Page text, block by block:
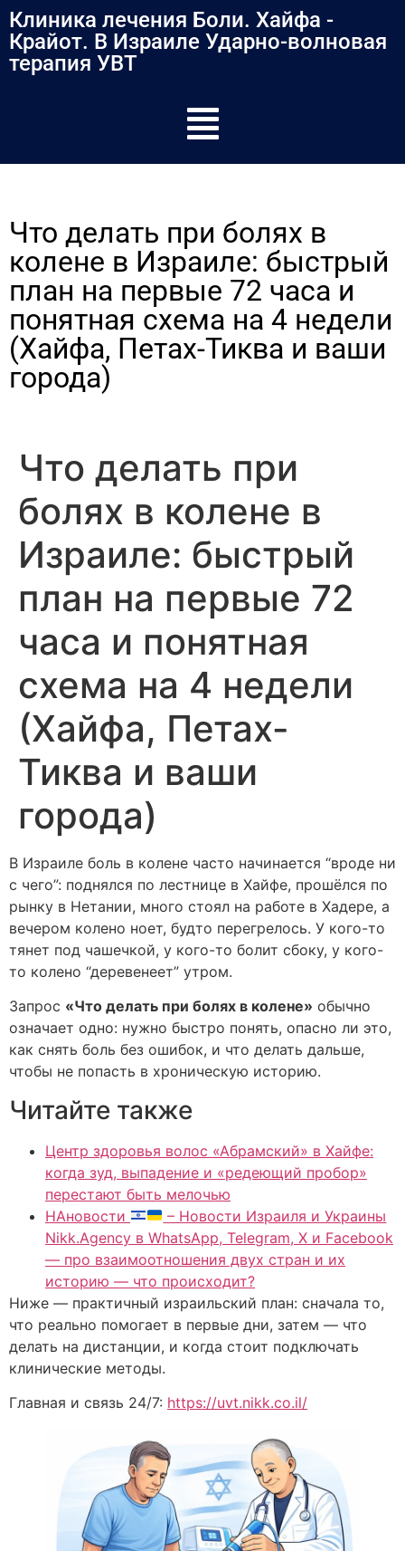
содержимому
Клиника лечения Боли. Хайфа -
Крайот. В Израиле Ударно-волновая
терапия УВТ
Что делать при болях в
колене в Израиле: быстрый
план на первые 72 часа и
понятная схема на 4 недели
(Хайфа, Петах-Тиква и ваши
города)
Что делать при
болях в колене в
Израиле: быстрый
план на первые 72
часа и понятная
схема на 4 недели
(Хайфа, Петах-
Тиква и ваши
города)
В Израиле боль в колене часто начинается “вроде ни
с чего”: поднялся по лестнице в Хайфе, прошёлся по
рынку в Нетании, много стоял на работе в Хадере, а
вечером колено ноет, будто перегрелось. У кого-то
тянет под чашечкой, у кого-то болит сбоку, у кого-
то колено “деревенеет” утром.
Запрос «Что делать при болях в колене» обычно
означает одно: нужно быстро понять, опасно ли это,
как снять боль без ошибок, и что делать дальше,
чтобы не попасть в хроническую историю.
Читайте также
Центр здоровья волос «Абрaмский» в Хайфе:
когда зуд, выпадение и «редеющий пробор»
перестают быть мелочью
НАновости
– Новости Израиля и Украины
Nikk.Agency в WhatsApp, Telegram, X и Facebook
— про взаимоотношения двух стран и их
историю — что происходит?
Ниже — практичный израильский план: сначала то,
что реально помогает в первые дни, затем — что
делать на дистанции, и когда стоит подключать
клинические методы.
Главная и связь 24/7: https://uvt.nikk.co.il/